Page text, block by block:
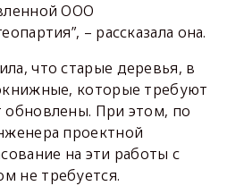
ООО
– рассказала она.
что старые деревья, в
которые требуют
обновлены. При этом, по
проектной
на эти работы с
не требуется.